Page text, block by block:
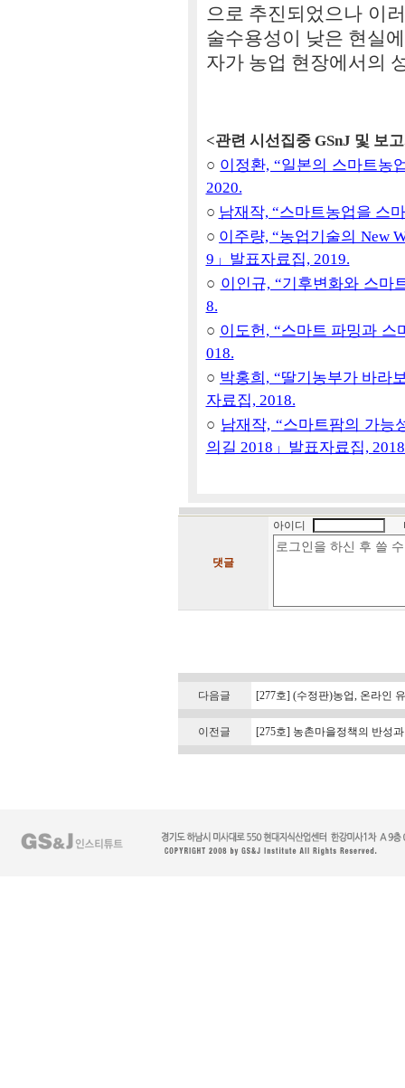
으로 추진되었으나 이
술수용성이 낮은 현실
자가 농업 현장에서의
<관련 시선집중 GSnJ 및 보
○ 이정환, “일본의 스마트농
2020.
○ 남재작, “스마트농업을 스
○ 이주량, “농업기술의 New
9」발표자료집, 2019.
○ 이인규, “기후변화와 스마
8.
○ 이도헌, “스마트 파밍과 스
018.
○ 박홍희, “딸기농부가 바라
자료집, 2018.
○ 남재작, “스마트팜의 가능
의길 2018」발표자료집,
댓글
아이디
다음글 [277호] (수정판)농업, 온라인
이전글 [275호] 농촌마을정책의 반성